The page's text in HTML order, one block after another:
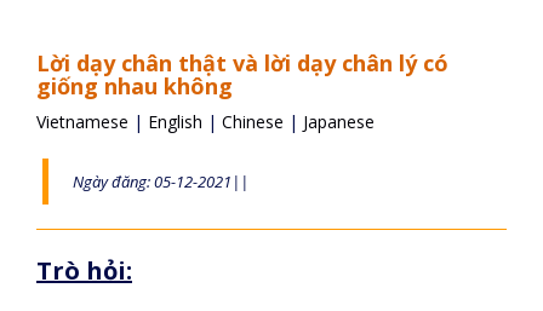
Lời dạy chân thật và lời dạy chân lý có
giống nhau không
Vietnamese | English | Chinese | Japanese
Ngày đăng: 05-12-2021||
Trò hỏi: